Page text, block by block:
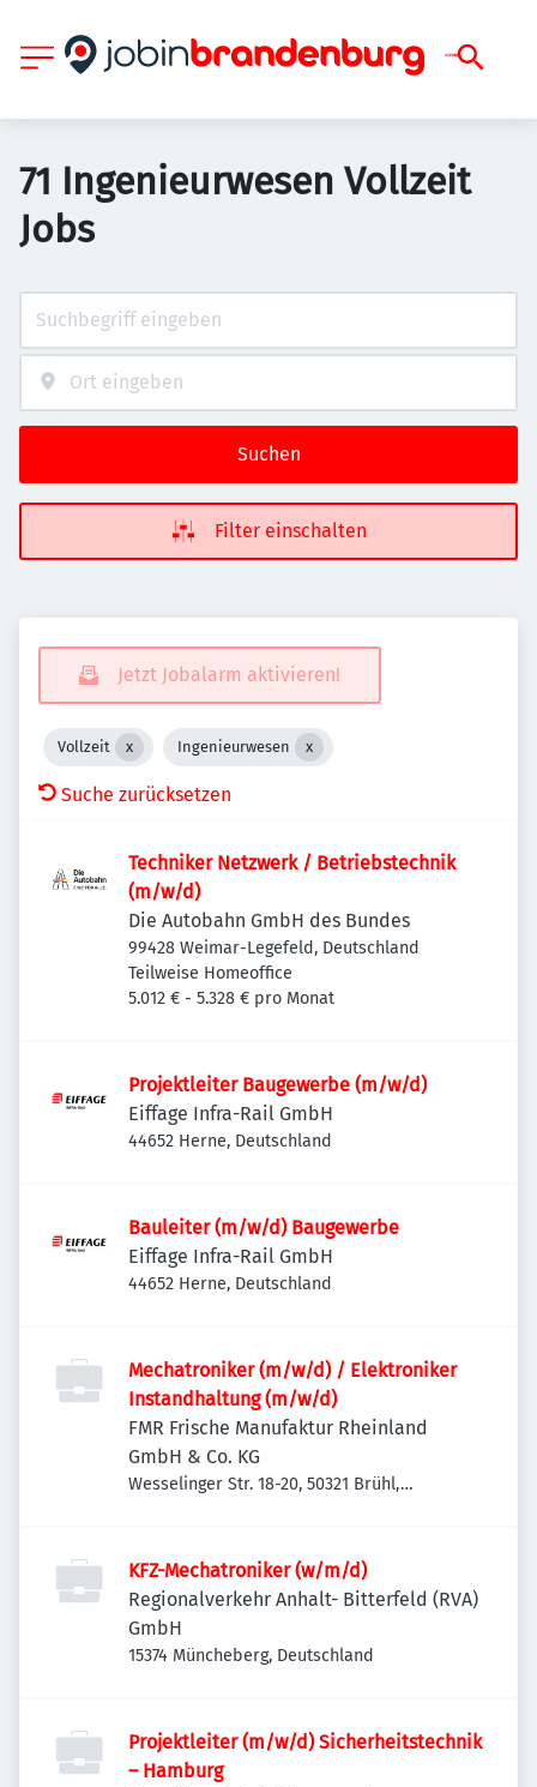
71 Ingenieurwesen Vollzeit
Jobs
Suchen
Filter einschalten
Jetzt Jobalarm aktivieren!
Vollzeit Ingenieurwesen
Suche zurücksetzen
Techniker Netzwerk / Betriebstechnik
(m/w/d)
Die Autobahn GmbH des Bundes
99428 Weimar-Legefeld, Deutschland
Teilweise Homeoffice
5.012 € - 5.328 € pro Monat
Projektleiter Baugewerbe (m/w/d)
Eiffage Infra-Rail GmbH
44652 Herne, Deutschland
Bauleiter (m/w/d) Baugewerbe
Eiffage Infra-Rail GmbH
44652 Herne, Deutschland
Mechatroniker (m/w/d) / Elektroniker
Instandhaltung (m/w/d)
FMR Frische Manufaktur Rheinland
GmbH & Co. KG
Wesselinger Str. 18-20, 50321 Brühl,
KFZ-Mechatroniker (w/m/d)
Regionalverkehr Anhalt- Bitterfeld (RVA)
GmbH
15374 Müncheberg, Deutschland
Projektleiter (m/w/d) Sicherheitstechnik
– Hamburg